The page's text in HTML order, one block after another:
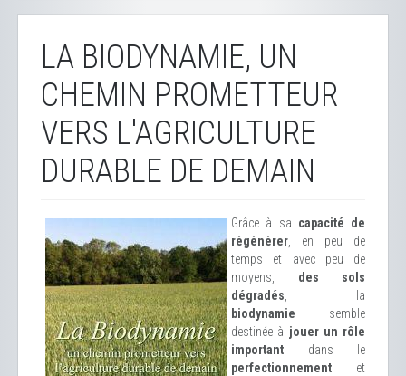
LA BIODYNAMIE, UN
CHEMIN PROMETTEUR
VERS L'AGRICULTURE
DURABLE DE DEMAIN
Grâce à sa capacité de
régénérer , en peu de
temps et avec peu de
moyens, des sols
dégradés , la
biodynamie semble
destinée à jouer un rôle
important dans le
perfectionnement et